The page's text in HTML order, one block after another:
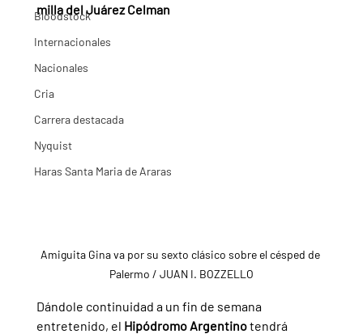
Bloodstock
Internacionales
Nacionales
Cria
Carrera destacada
Nyquist
Haras Santa Maria de Araras
milla del Juárez Celman
Amiguita Gina va por su sexto clásico sobre el césped de
Palermo / JUAN I. BOZZELLO
Dándole continuidad a un fin de semana
entretenido, el Hipódromo Argentino tendrá